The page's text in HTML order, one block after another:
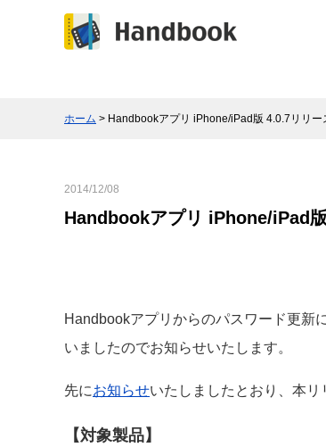
ホーム > Handbookアプリ iPhone/iPad版 4.0.7リリ
2014/12/08
Handbookアプリ iPhone/iPad
Handbookアプリからのパスワード更新
いましたのでお知らせいたします。
先にお知らせいたしましたとおり、本リ
【対象製品】